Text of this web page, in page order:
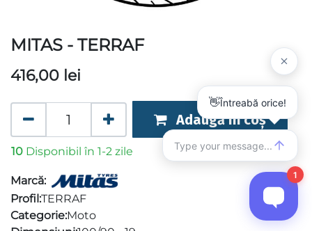
MITAS - TERRAF
416,00 lei
Adaugă în coș
10 Disponibil în 1-2 zile
Marcă:
Profil:TERRAF
Categorie:Moto